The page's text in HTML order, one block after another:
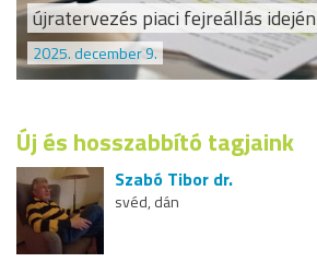
újratervezés piaci fejreállás idején
2025. december 9.
Új és hosszabbító tagjaink
Szabó Tibor dr.
svéd, dán